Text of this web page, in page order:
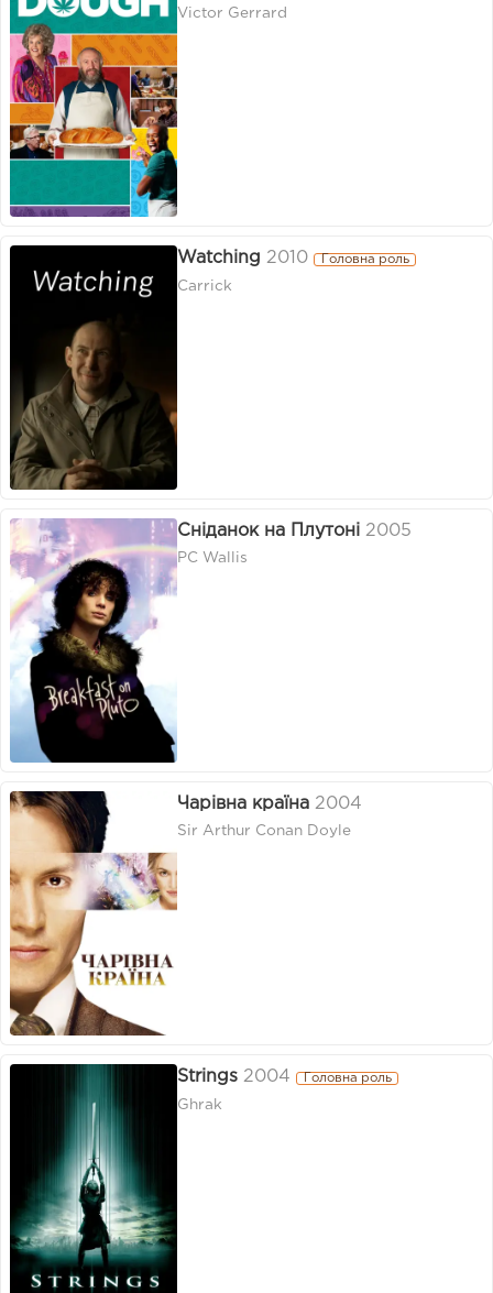
Victor Gerrard
Watching 2010 Головна роль
Carrick
Сніданок на Плутоні 2005
PC Wallis
Чарівна країна 2004
Sir Arthur Conan Doyle
Strings 2004 Головна роль
Ghrak